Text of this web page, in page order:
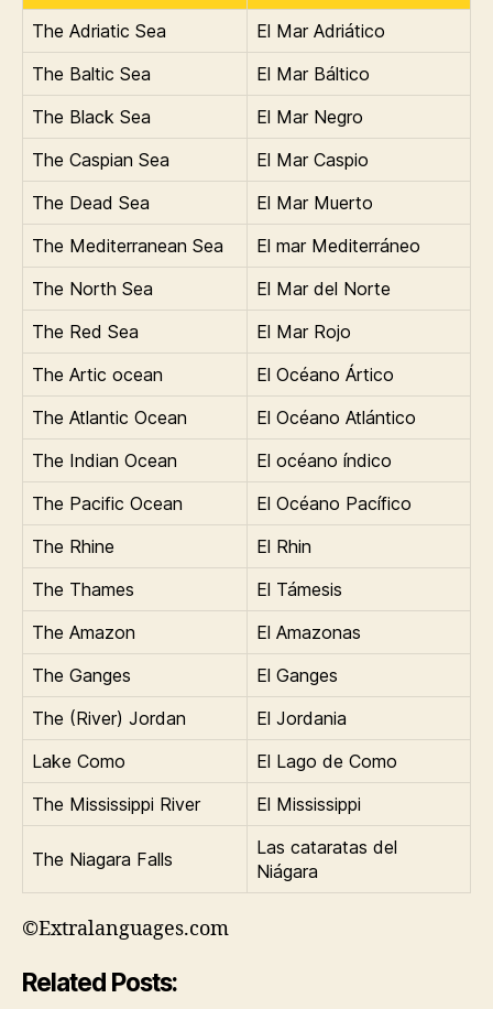
The Adriatic Sea
El Mar Adriático
The Baltic Sea
El Mar Báltico
The Black Sea
El Mar Negro
The Caspian Sea
El Mar Caspio
The Dead Sea
El Mar Muerto
The Mediterranean Sea
El mar Mediterráneo
The North Sea
El Mar del Norte
The Red Sea
El Mar Rojo
The Artic ocean
El Océano Ártico
The Atlantic Ocean
El Océano Atlántico
The Indian Ocean
El océano índico
The Pacific Ocean
El Océano Pacífico
The Rhine
El Rhin
The Thames
El Támesis
The Amazon
El Amazonas
The Ganges
El Ganges
The (River) Jordan
El Jordania
Lake Como
El Lago de Como
The Mississippi River
El Mississippi
The Niagara Falls
Las cataratas del
Niágara
©Extralanguages.com
Related Posts: